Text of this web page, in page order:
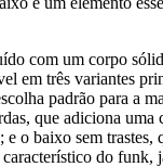
com um corpo
em três variantes
padrão para a
que adiciona uma
e o baixo sem trastes,
característico do funk,